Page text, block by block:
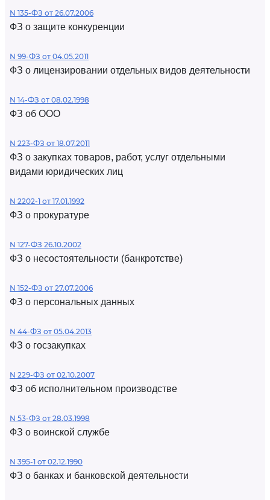
N 135-ФЗ от 26.07.2006
ФЗ о защите конкуренции
N 99-ФЗ от 04.05.2011
ФЗ о лицензировании отдельных видов деятельности
N 14-ФЗ от 08.02.1998
ФЗ об ООО
N 223-ФЗ от 18.07.2011
ФЗ о закупках товаров, работ, услуг отдельными
видами юридических лиц
N 2202-1 от 17.01.1992
ФЗ о прокуратуре
N 127-ФЗ 26.10.2002
ФЗ о несостоятельности (банкротстве)
N 152-ФЗ от 27.07.2006
ФЗ о персональных данных
N 44-ФЗ от 05.04.2013
ФЗ о госзакупках
N 229-ФЗ от 02.10.2007
ФЗ об исполнительном производстве
N 53-ФЗ от 28.03.1998
ФЗ о воинской службе
N 395-1 от 02.12.1990
ФЗ о банках и банковской деятельности